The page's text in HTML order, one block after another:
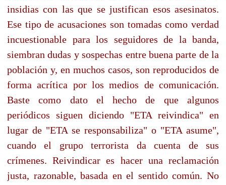
insidias con las que se justifican esos asesinatos.
Ese tipo de acusaciones son tomadas como verdad
incuestionable para los seguidores de la banda,
siembran dudas y sospechas entre buena parte de la
población y, en muchos casos, son reproducidos de
forma acrítica por los medios de comunicación.
Baste como dato el hecho de que algunos
periódicos siguen diciendo "ETA reivindica" en
lugar de "ETA se responsabiliza" o "ETA asume",
cuando el grupo terrorista da cuenta de sus
crímenes. Reivindicar es hacer una reclamación
justa, razonable, basada en el sentido común. No